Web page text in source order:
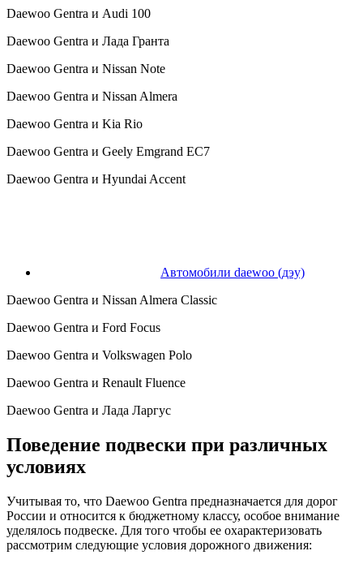
Daewoo Gentra и Audi 100
Daewoo Gentra и Лада Гранта
Daewoo Gentra и Nissan Note
Daewoo Gentra и Nissan Almera
Daewoo Gentra и Kia Rio
Daewoo Gentra и Geely Emgrand EC7
Daewoo Gentra и Hyundai Accent
Автомобили daewoo (дэу)
Daewoo Gentra и Nissan Almera Classic
Daewoo Gentra и Ford Focus
Daewoo Gentra и Volkswagen Polo
Daewoo Gentra и Renault Fluence
Daewoo Gentra и Лада Ларгус
Поведение подвески при различных
условиях
Учитывая то, что Daewoo Gentra предназначается для дорог
России и относится к бюджетному классу, особое внимание
уделялось подвеске. Для того чтобы ее охарактеризовать
рассмотрим следующие условия дорожного движения: